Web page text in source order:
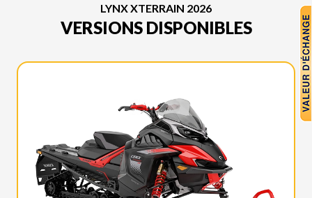
LYNX XTERRAIN 2026
VERSIONS DISPONIBLES